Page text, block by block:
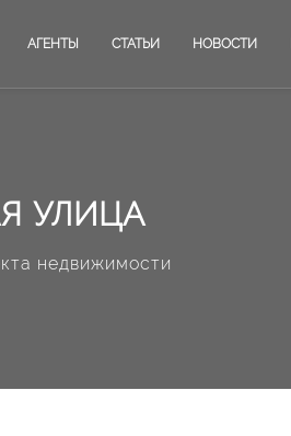
АГЕНТЫ СТАТЬИ НОВОСТИ
УЛИЦА
недвижимости